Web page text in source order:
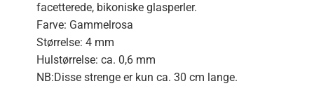
facetterede, bikoniske glasperler.
Farve: Gammelrosa
Størrelse: 4 mm
Hulstørrelse: ca. 0,6 mm
NB:Disse strenge er kun ca. 30 cm lange.